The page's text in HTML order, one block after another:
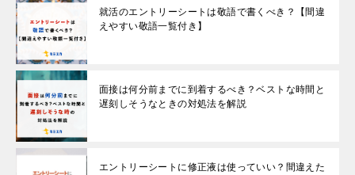
就活のエントリーシートは敬語で書くべき？【間違
えやすい敬語一覧付き】
面接は何分前までに到着するべき？ベストな時間と
遅刻しそうなときの対処法を解説
エントリーシートに修正液は使っていい？間違えた